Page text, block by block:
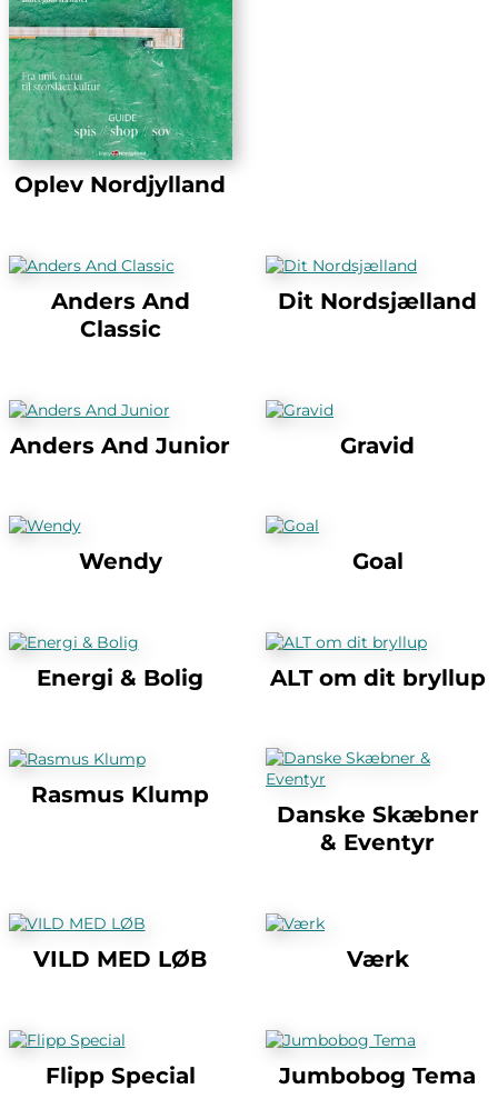
Oplev Nordjylland
Anders And
Classic
Dit Nordsjælland
Anders And Junior Gravid
Wendy Goal
Energi & Bolig ALT om dit bryllup
Rasmus Klump
Danske Skæbner
& Eventyr
VILD MED LØB Værk
Flipp Special Jumbobog Tema